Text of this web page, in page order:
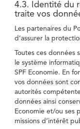
4.3. Identité du
traite vos
Les partenaires du
d’assurer la
Toutes ces
le système
SPF Economie. En
vos données sont
autorités
données ainsi
Economie et/ou ses
missions d’intérêt